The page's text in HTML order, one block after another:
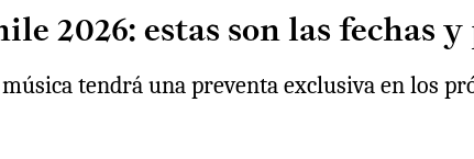
2026: estas son las fechas
tendrá una preventa exclusiva en los